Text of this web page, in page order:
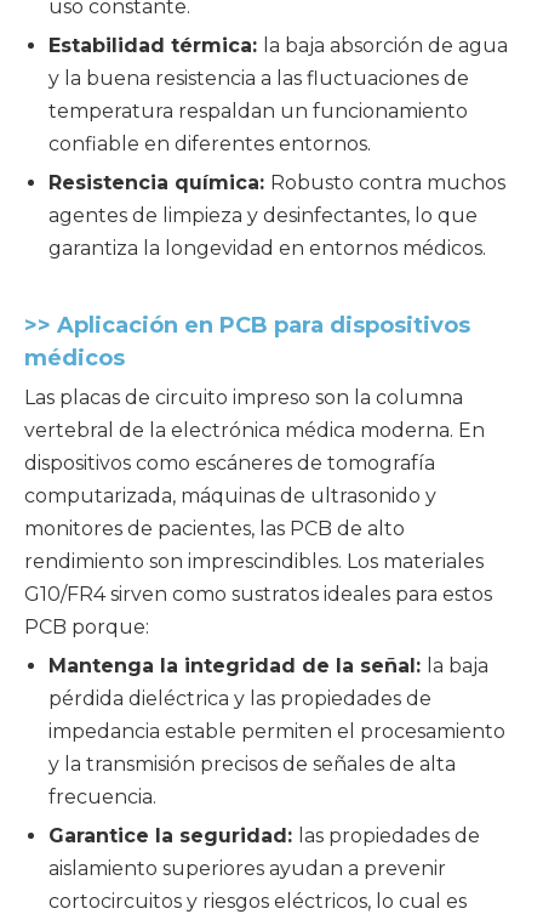
uso constante.
Estabilidad térmica: la baja absorción de agua
y la buena resistencia a las fluctuaciones de
temperatura respaldan un funcionamiento
confiable en diferentes entornos.
Resistencia química: Robusto contra muchos
agentes de limpieza y desinfectantes, lo que
garantiza la longevidad en entornos médicos.
>> Aplicación en PCB para dispositivos
médicos
Las placas de circuito impreso son la columna
vertebral de la electrónica médica moderna. En
dispositivos como escáneres de tomografía
computarizada, máquinas de ultrasonido y
monitores de pacientes, las PCB de alto
rendimiento son imprescindibles. Los materiales
G10/FR4 sirven como sustratos ideales para estos
PCB porque:
Mantenga la integridad de la señal: la baja
pérdida dieléctrica y las propiedades de
impedancia estable permiten el procesamiento
y la transmisión precisos de señales de alta
frecuencia.
Garantice la seguridad: las propiedades de
aislamiento superiores ayudan a prevenir
cortocircuitos y riesgos eléctricos, lo cual es